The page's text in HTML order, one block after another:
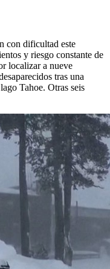
con dificultad este
y riesgo constante de
localizar a nueve
tras una
Tahoe. Otras seis